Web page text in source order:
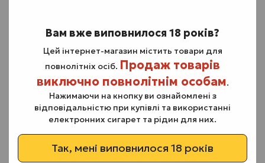
Вам вже виповнилося 18 років?
Цей інтернет-магазин містить товари для
повнолітніх осіб. Продаж товарів
виключно повнолітнім особам.
Нажимаючи на кнопку ви ознайомлені з
відповідальністю при купівлі та використанні
електронних сигарет та рідин для них.
Так, мені виповнилося 18 років
полуниці і солодкого банана створює
Mango Melon
- екзотичне поєднання солодкого
манго і медової дині.
Watermelon Apple- соковитий мікс кавуна і
кислого яблука.
Fragolino- неймовірний смак фраголіно з
Strawberry Grapes- мікс солодкої полуниці і
запашного винограду.